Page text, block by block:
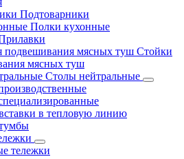
Подтоварники
Полки кухонные
Стойки
мясных туш
Столы нейтральные
в тепловую линию
тележки